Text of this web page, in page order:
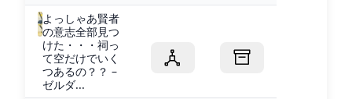
よっしゃあ賢者
の意志全部見つ
けた・・・祠っ
て空だけでいく
つあるの？？ –
ゼルダ...